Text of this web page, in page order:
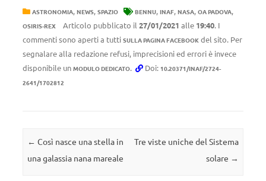
ASTRONOMIA, NEWS, SPAZIO BENNU, INAF, NASA, OA PADOVA,
OSIRIS-REX Articolo pubblicato il 27/01/2021 alle 19:40. I
commenti sono aperti a tutti SULLA PAGINA FACEBOOK del sito. Per
segnalare alla redazione refusi, imprecisioni ed errori è invece
disponibile un MODULO DEDICATO. Doi: 10.20371/INAF/2724-
2641/1702812
Navigazione articolo
← Così nasce una stella in
una galassia nana mareale
Tre viste uniche del Sistema
solare →